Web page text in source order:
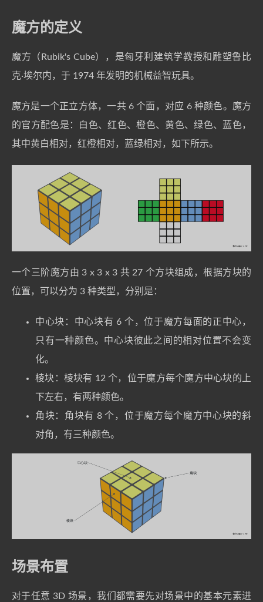
魔方的定义
魔方（Rubik's Cube），是匈牙利建筑学教授和雕塑鲁比
克·埃尔内，于 1974 年发明的机械益智玩具。
魔方是一个正立方体，一共 6 个面，对应 6 种颜色。魔方
的官方配色是：白色、红色、橙色、黄色、绿色、蓝色，
其中黄白相对，红橙相对，蓝绿相对，如下所示。
一个三阶魔方由 3 x 3 x 3 共 27 个方块组成，根据方块的
位置，可以分为 3 种类型，分别是：
中心块：中心块有 6 个，位于魔方每面的正中心，
只有一种颜色。中心块彼此之间的相对位置不会变
化。
棱块：棱块有 12 个，位于魔方每个魔方中心块的上
下左右，有两种颜色。
角块：角块有 8 个，位于魔方每个魔方中心块的斜
对角，有三种颜色。
场景布置
对于任意 3D 场景，我们都需要先对场景中的基本元素进